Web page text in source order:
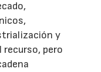
y
pero